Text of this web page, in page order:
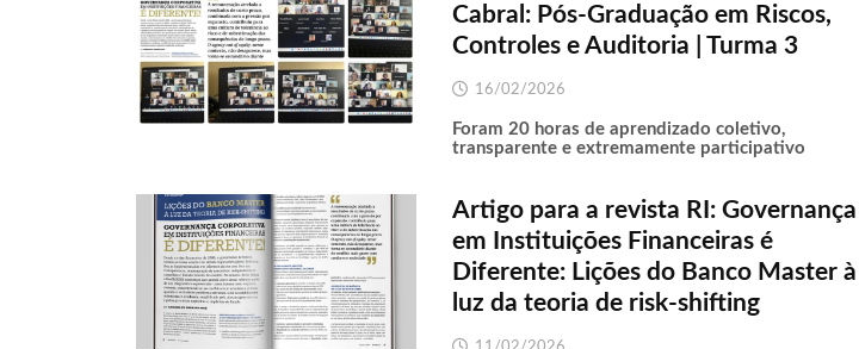
Cabral: Pós-Graduação em Riscos,
Controles e Auditoria | Turma 3
16/02/2026
Foram 20 horas de aprendizado coletivo,
transparente e extremamente participativo
Artigo para a revista RI: Governança
em Instituições Financeiras é
Diferente: Lições do Banco Master à
luz da teoria de risk-shifting